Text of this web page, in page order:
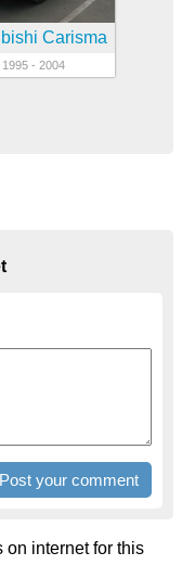
Carisma
1995 - 2004
on internet for this